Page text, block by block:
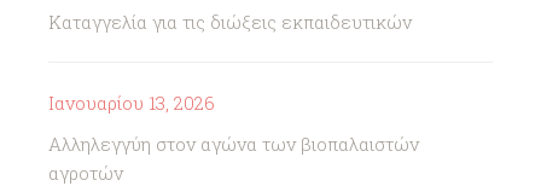
Καταγγελία για τις διώξεις εκπαιδευτικών
Ιανουαρίου 13, 2026
Αλληλεγγύη στον αγώνα των βιοπαλαιστών
αγροτών